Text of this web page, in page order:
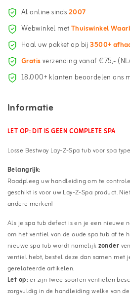
Al online sinds2007
Webwinkel metThuiswinkel
Haal uw pakket op bij3500+
Gratisverzending vanaf €75,-
18.000+ klanten beoordelen ons
Informatie
LET OP: DIT IS GEEN COMPLETE SPA
Losse Bestway Lay-Z-Spa tub voor spa
Belangrijk:
Raadpleeg uw handleiding om te
geschikt is voor uw Lay-Z-Spa product.
andere merken!
Als je spa tub defect is en je een nieuwe
om het ventiel van de oude spa tub af te
nieuwe spa tub wordt namelijkzonder
ventiel hebt, bestel deze dan samen met
gerelateerde artikelen.
Let op:er zijn twee soorten ventielen
zorgvuldig in de handleiding welke van